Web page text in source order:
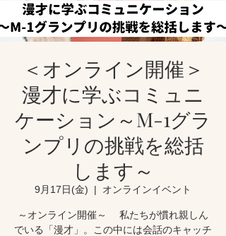
＜オンライン開催＞
漫才に学ぶコミュニ
ケーション～M-1グラ
ンプリの挑戦を総括
します～
9月17日(金)
  |
オンラインイベント
～オンライン開催～ 私たちが慣れ親しん
でいる「漫才」。この中には会話のキャッチ